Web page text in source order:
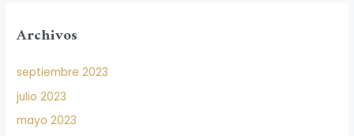
Archivos
septiembre 2023
julio 2023
mayo 2023